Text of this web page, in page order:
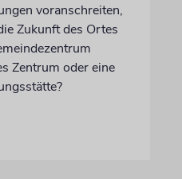
voranschreiten,
Zukunft des Ortes
Zentrum oder eine